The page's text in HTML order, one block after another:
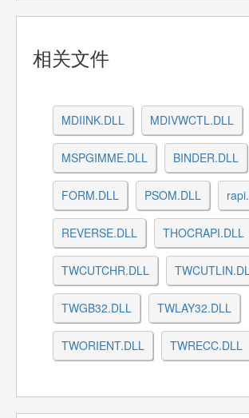
相关文件
MDIINK.DLL MDIVWCTL.DLL
MSPGIMME.DLL BINDER.DLL
FORM.DLL PSOM.DLL
REVERSE.DLL THOCRAPI.DLL
TWCUTCHR.DLL
TWGB32.DLL TWLAY32.DLL
TWORIENT.DLL TWRECC.DLL